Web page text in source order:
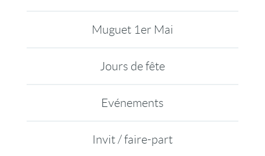
Muguet 1er Mai
Jours de fête
Evénements
Invit / faire-part